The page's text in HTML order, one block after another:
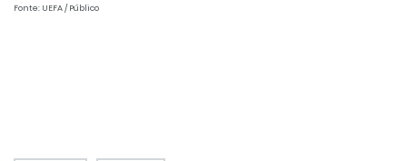
Fonte: UEFA / Público